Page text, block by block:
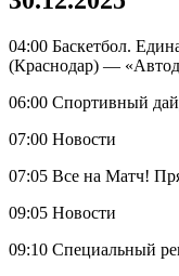
04:00 Баскетбол.
(Краснодар) —
06:00 Спортивный
07:00 Новости
07:05 Все на Матч!
09:05 Новости
09:10 Специальный